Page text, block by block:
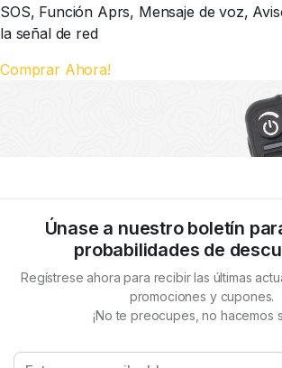
SOS, Función Aprs, Mensaje de voz,
la señal de red
Comprar Ahora!
Únase a nuestro boletín
probabilidades de
Regístrese ahora para recibir las últimas
promociones y cupones.
¡No te preocupes, no hacemos